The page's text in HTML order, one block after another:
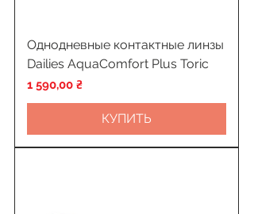
Однодневные контактные линзы
Dailies AquaСomfort Plus Toric
Цена
1 590,00 ₴
КУПИТЬ